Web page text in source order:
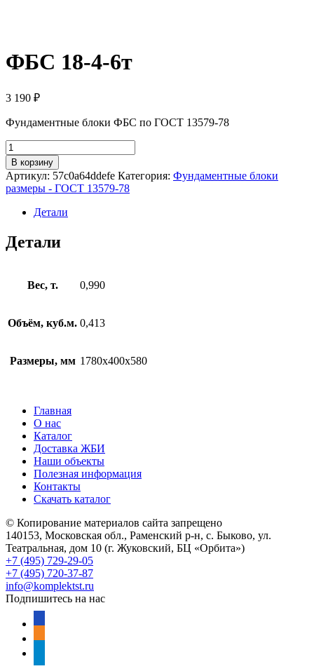
ФБС 18-4-6т
3 190 ₽
Фундаментные блоки ФБС по ГОСТ 13579-78
Количество
товара
ФБС
18-
4-
В корзину
Артикул: 57c0a64ddefe Категория: Фундаментные блоки
размеры - ГОСТ 13579-78
Детали
Детали
Вес, т. 0,990
Объём, куб.м. 0,413
Размеры, мм 1780х400х580
Главная
О нас
Каталог
Доставка ЖБИ
Наши объекты
Полезная информация
Контакты
Скачать каталог
© Копирование материалов сайта запрещено
140153, Московская обл., Раменский р-н, с. Быково, ул.
Театральная, дом 10 (г. Жуковский, БЦ «Орбита»)
+7 (495) 729-29-05
+7 (495) 720-37-87
info@komplektst.ru
Подпишитесь на нас